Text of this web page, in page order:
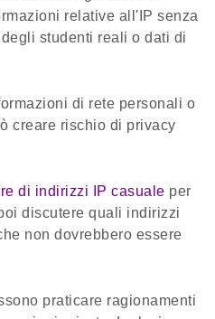
relative all'IP senza
studenti reali o dati di
di rete personali o
creare rischio di privacy
di indirizzi IP casuale per
discutere quali indirizzi
non dovrebbero essere
praticare ragionamenti